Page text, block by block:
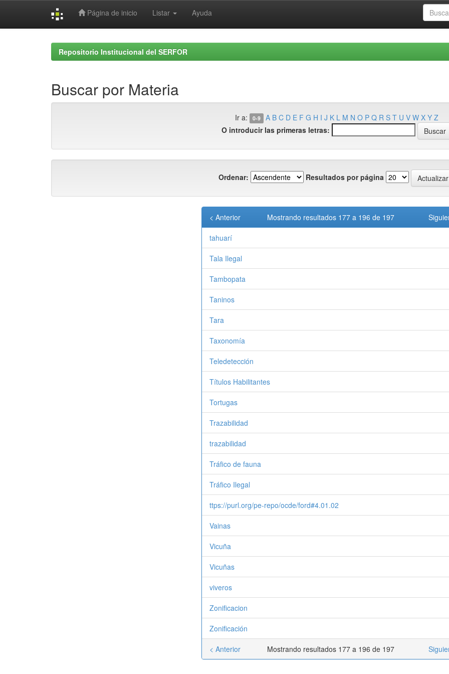
Página de inicio Listar Ayuda
Repositorio Institucional del SERFOR
Buscar por Materia
Ir a: 0-9 A B C D E F G H I J K L M N O P Q R S T U V W X Y Z
O introducir las primeras letras:
Ordenar: Resultados por página
Mostrando resultados 177 a 196 de 197
< Anterior
tahuarí
Tala Ilegal
Tambopata
Taninos
Tara
Taxonomía
Teledetección
Títulos Habilitantes
Tortugas
Trazabilidad
trazabilidad
Tráfico de fauna
Tráfico Ilegal
ttps://purl.org/pe-repo/ocde/ford#4.01.02
Vainas
Vicuña
Vicuñas
viveros
Zonificacion
Zonificación
Mostrando resultados 177 a 196 de 197
< Anterior